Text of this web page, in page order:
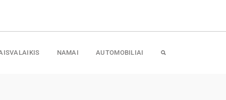
NAMAI AUTOMOBILIAI